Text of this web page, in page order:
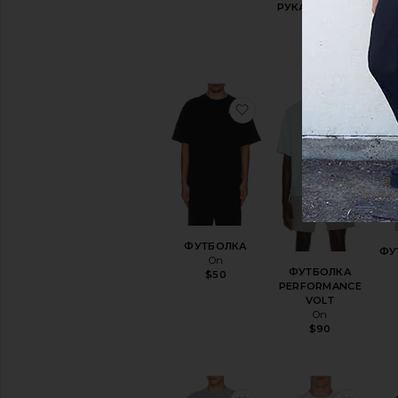
РУКАВОМ CLUB
ФУТБОЛКА
On
$50
избранноеФУТБОЛКА
ФУТБОЛКА
PERFORMANCE
VOLT
On
$90